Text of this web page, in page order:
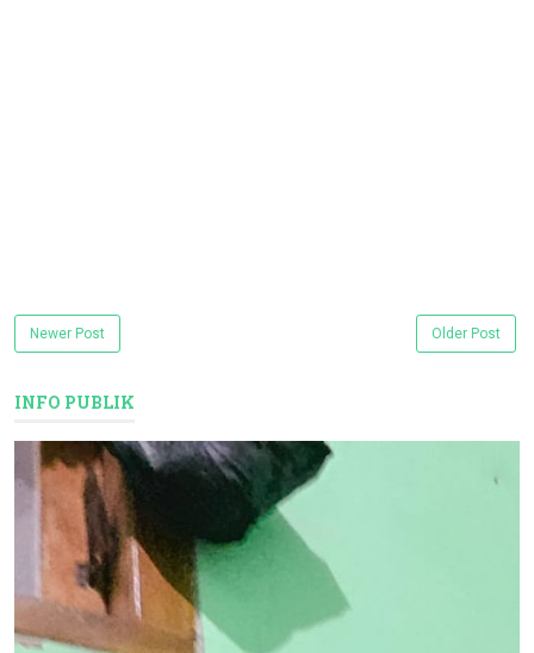
Newer Post Older Post
INFO PUBLIK